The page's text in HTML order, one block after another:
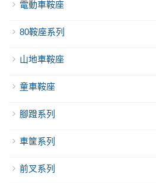
電動車鞍座
80鞍座系列
山地車鞍座
童車鞍座
腳蹬系列
車筐系列
前叉系列